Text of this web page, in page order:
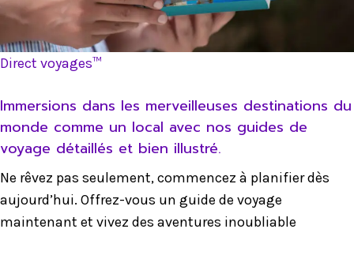
Direct voyages™
Immersions dans les merveilleuses destinations du
monde comme un local avec nos guides de
voyage détaillés et bien illustré.
Ne rêvez pas seulement, commencez à planifier dès
aujourd’hui. Offrez-vous un guide de voyage
maintenant et vivez des aventures inoubliable